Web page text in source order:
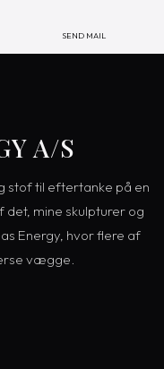
SEND MAIL
A/S
stof til eftertanke på en
mine skulpturer og
Energy, hvor flere af
vægge.​